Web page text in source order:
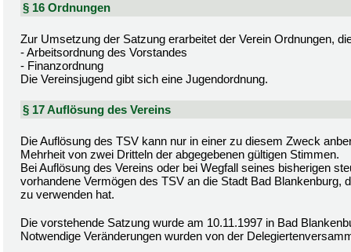
§ 16 Ordnungen
Zur Umsetzung der Satzung erarbeitet der Verein Ordnungen,
- Arbeitsordnung des Vorstandes
- Finanzordnung
Die Vereinsjugend gibt sich eine Jugendordnung.
§ 17 Auflösung des Vereins
Die Auflösung des TSV kann nur in einer zu diesem Zweck
Mehrheit von zwei Dritteln der abgegebenen gültigen Stimmen.
Bei Auflösung des Vereins oder bei Wegfall seines bisherigen
vorhandene Vermögen des TSV an die Stadt Bad
zu verwenden hat.
Die vorstehende Satzung wurde am 10.11.1997 in Bad
Notwendige Veränderungen wurden von der